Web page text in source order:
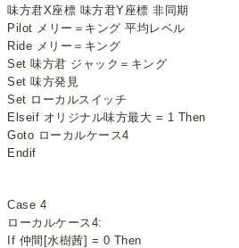
味方君X座標 味方君Y座標 非同期
Pilot メリー＝キング 平均レベル
Ride メリー＝キング
Set 味方君 ジャック＝キング
Set 味方発見
Set ローカルスイッチ
Elseif オリジナル味方最大 = 1 Then
Goto ローカルケース4
Endif
Case 4
ローカルケース4:
If 仲間[水樹茜] = 0 Then